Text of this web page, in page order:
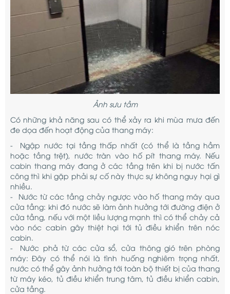
Ảnh sưu tầm
Có những khả năng sau có thể xảy ra khi mùa mưa đến
đe dọa đến hoạt động của thang máy:
- Ngập nước tại tầng thấp nhất (có thể là tầng hầm
hoặc tầng trệt), nước tràn vào hố pít thang máy. Nếu
cabin thang máy đang ở các tầng trên khi bị nước tấn
công thì khi gặp phải sự cố này thực sự không nguy hại gì
nhiều.
- Nước từ các tầng chảy ngược vào hố thang máy qua
cửa tầng: khi đó nước sẽ làm ảnh hưởng tới đường điện ở
cửa tầng, nếu với một liều lượng mạnh thì có thể chảy cả
vào nóc cabin gây thiệt hại tới tủ điều khiển trên nóc
cabin.
- Nước phả từ các cửa sổ, cửa thông gió trên phòng
máy: Đây có thể nói là tình huống nghiêm trọng nhất,
nước có thể gây ảnh hưởng tới toàn bộ thiết bị của thang
từ máy kéo, tủ điều khiển trung tâm, tủ điều khiển cabin,
cửa tầng.